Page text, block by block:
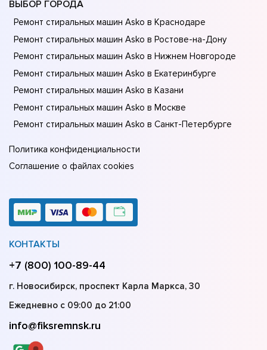
ВЫБОР ГОРОДА
Ремонт стиральных машин Asko в Краснодаре
Ремонт стиральных машин Asko в Ростове-на-Донy
Ремонт стиральных машин Asko в Нижнем Новгороде
Ремонт стиральных машин Asko в Екатеринбурге
Ремонт стиральных машин Asko в Казани
Ремонт стиральных машин Asko в Москве
Ремонт стиральных машин Asko в Санкт-Петербурге
Политика конфиденциальности
Соглашение о файлах cookies
КОНТАКТЫ
+7 (800) 100-89-44
г. Новосибирск, проспект Карла Маркса, 30
Ежедневно с 09:00 до 21:00
info@fiksremnsk.ru